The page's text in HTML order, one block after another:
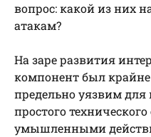
вопрос: какой из них
атакам?
На заре развития
компонент был
предельно уязвим для
простого
умышленными